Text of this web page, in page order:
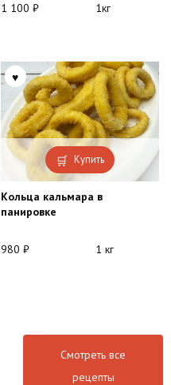
1 100 ₽ 1кг
Купить
Кольца кальмара в
панировке
980 ₽ 1 кг
Смотреть все
рецепты